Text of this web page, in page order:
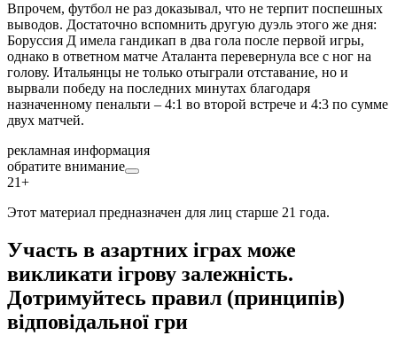
Впрочем, футбол не раз доказывал, что не терпит поспешных
выводов. Достаточно вспомнить другую дуэль этого же дня:
Боруссия Д имела гандикап в два гола после первой игры,
однако в ответном матче Аталанта перевернула все с ног на
голову. Итальянцы не только отыграли отставание, но и
вырвали победу на последних минутах благодаря
назначенному пенальти – 4:1 во второй встрече и 4:3 по сумме
двух матчей.
рекламная информация
обратите внимание
21+
Этот материал предназначен для лиц старше 21 года.
Участь в азартних іграх може
викликати ігрову залежність.
Дотримуйтесь правил (принципів)
відповідальної гри